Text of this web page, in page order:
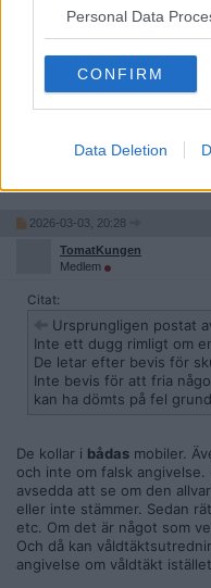
Personal Data
CONFIRM
Data Deletion
Huruvida åklagaren i
det rörde sig om falsk
Inte bevis för att fria
ha dömts på fel grunder
2026-03-03, 20:28
TomatKungen
Medlem
Citat:
Ursprungligen postat
Inte ett dugg rimligt om
De letar efter bevis för
Inte bevis för att fria
kan ha dömts på fel
De kollar i bådas mobiler.
och inte om falsk
avsedda att se om den
eller inte stämmer. Sedan
etc. Om det är något som
Och då kan
angivelse om våldtäkt